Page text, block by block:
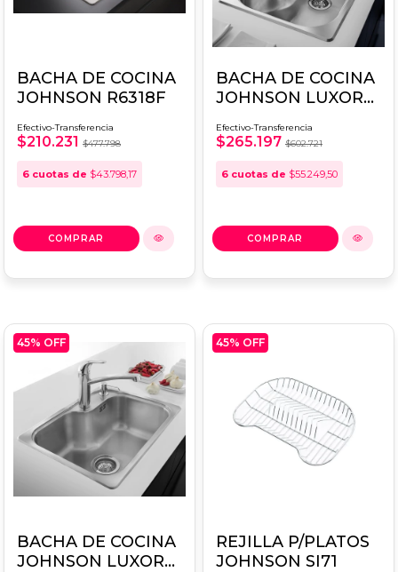
BACHA DE COCINA
JOHNSON R6318F
Efectivo-Transferencia
$210.231 $477.798
6 cuotas de $43.798,17
BACHA DE COCINA
JOHNSON LUXOR
Efectivo-Transferencia
$265.197 $602.721
6 cuotas de $55.249,50
45% OFF
BACHA DE COCINA
JOHNSON LUXOR
45% OFF
REJILLA P/PLATOS
JOHNSON SI71